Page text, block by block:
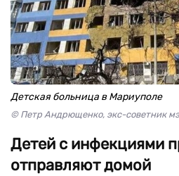
Детская больница в Мариуполе
© Петр Андрющенко, экс-советник
Детей с инфекциями
отправляют домой